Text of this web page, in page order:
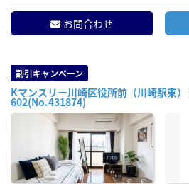
お問合わせ
割引キャンペーン
Kマンスリー川崎区役所前（川崎駅東
602(No.431874)